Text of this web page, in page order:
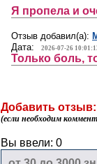
Я пропела и
Отзыв добавил(а):
Дата:
2026-07-26
Только боль,
Добавить отзыв:
(если необходим
Вы ввели: 0